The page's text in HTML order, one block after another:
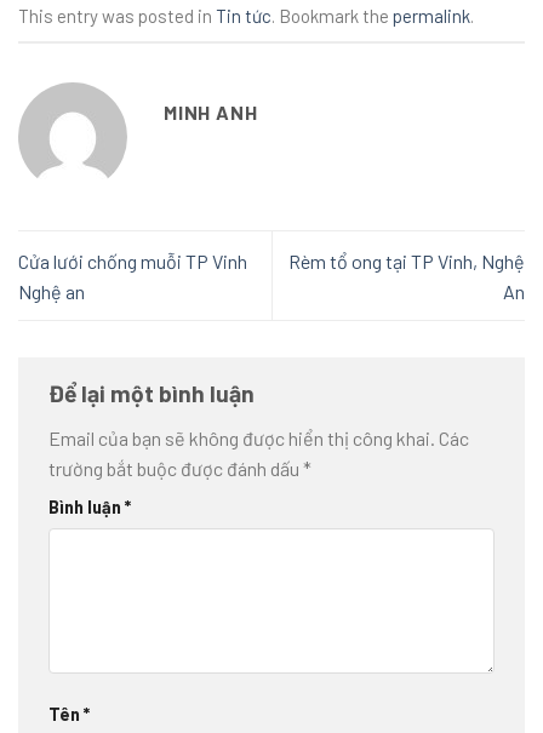
This entry was posted in Tin tức. Bookmark the permalink.
MINH ANH
Cửa lưới chống muỗi TP Vinh
Nghệ an
Rèm tổ ong tại TP Vinh, Nghệ
An
Để lại một bình luận
Email của bạn sẽ không được hiển thị công khai. Các
trường bắt buộc được đánh dấu *
Bình luận *
Tên *